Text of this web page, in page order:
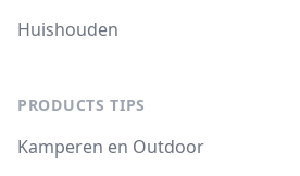
Huishouden
PRODUCTS TIPS
Kamperen en Outdoor